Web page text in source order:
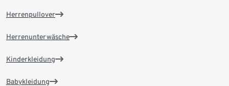
Herrenpullover
Herrenunterwäsche
Kinderkleidung
Babykleidung